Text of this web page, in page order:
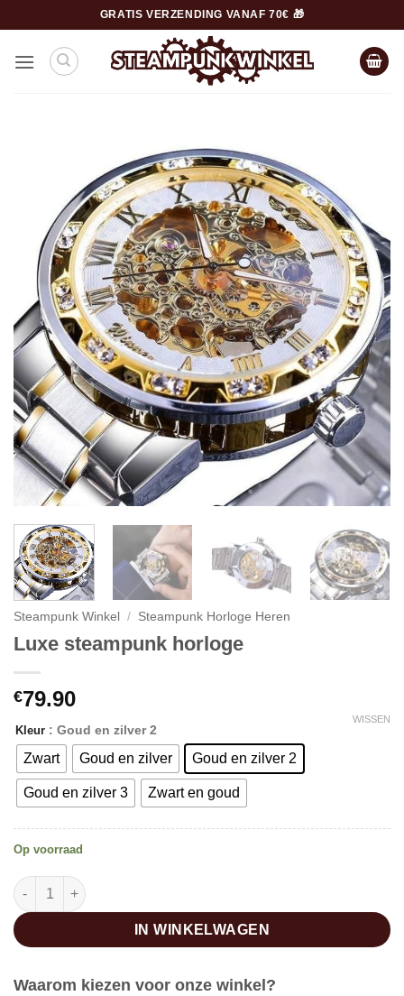
naar
inhoud
GRATIS VERZENDING VANAF 70€ 🎁
Steampunk Winkel / Steampunk Horloge Heren
Luxe steampunk horloge
€79.90
Kleur : Goud en zilver 2
Zwart Goud en zilver Goud en zilver 2
Goud en zilver 3 Zwart en goud
WISSEN
Op voorraad
Luxe steampunk horloge aantal
IN WINKELWAGEN
Waarom kiezen voor onze winkel?